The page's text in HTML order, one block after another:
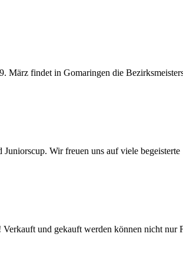
März findet in Gomaringen die
Wir freuen uns auf viele begeisterte
und gekauft werden können nicht nur